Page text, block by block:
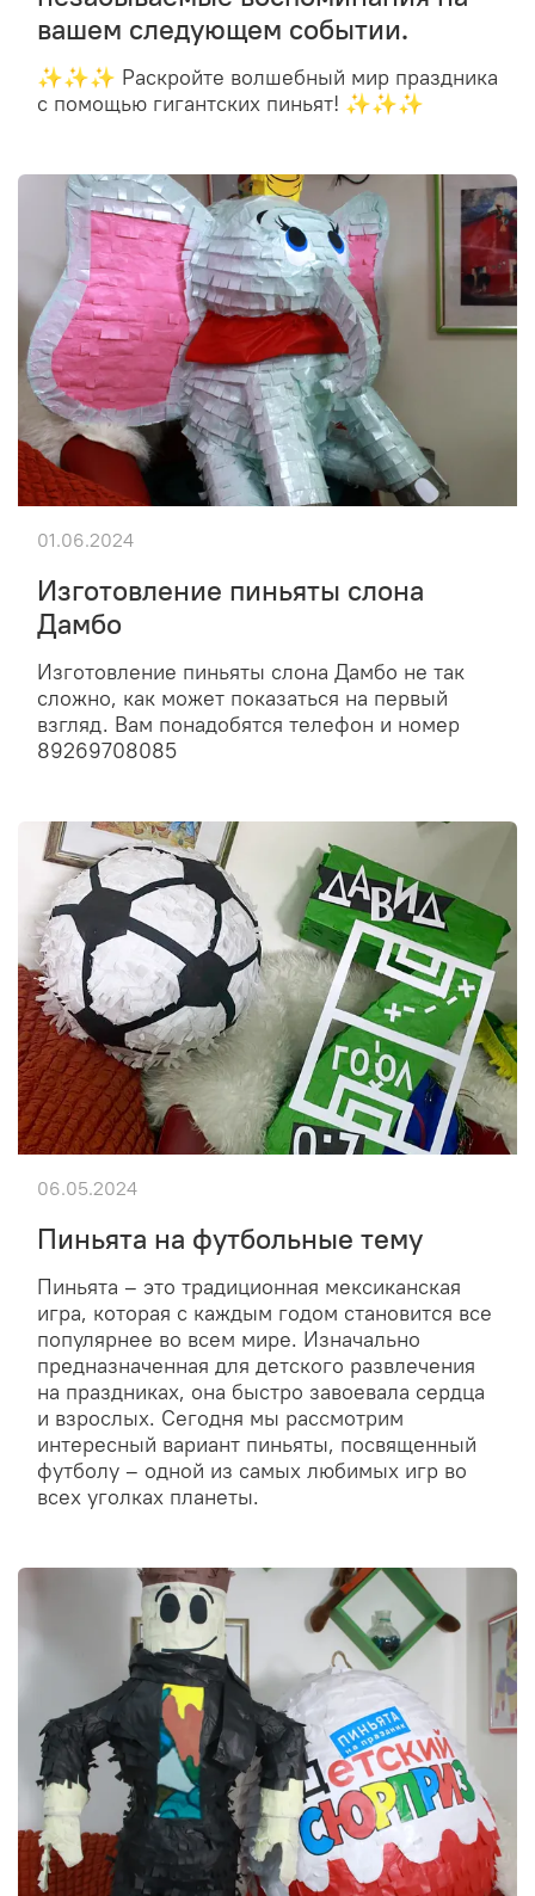
вашем следующем событии.
✨✨✨ Раскройте волшебный мир праздника
с помощью гигантских пиньят! ✨✨✨
Изготовление пиньяты слона
Дамбо
Изготовление пиньяты слона Дамбо не так
сложно, как может показаться на первый
взгляд. Вам понадобятся телефон и номер
89269708085
01.06.2024
Пиньята на футбольные тему
Пиньята – это традиционная мексиканская
игра, которая с каждым годом становится все
популярнее во всем мире. Изначально
предназначенная для детского развлечения
на праздниках, она быстро завоевала сердца
и взрослых. Сегодня мы рассмотрим
интересный вариант пиньяты, посвященный
футболу – одной из самых любимых игр во
всех уголках планеты.
06.05.2024